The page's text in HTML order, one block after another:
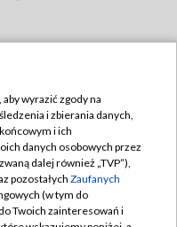
TVP
wyrazić zgody na
i zbierania danych,
i ich
danych osobowych przez
dalej również „TVP”),
pozostałych Zaufanych
(w tym do
Twoich zainteresowań i